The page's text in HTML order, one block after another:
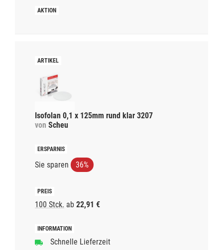
Isofolan 0,1 x 125mm rund klar 3207
von Scheu
Sie sparen 36%
100 Stck. ab 22,91 €
Schnelle Lieferzeit